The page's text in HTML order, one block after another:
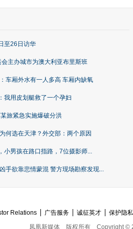
至26日访华
主办城市为澳大利亚布里斯班
车厢外水有一人多高 车厢内缺氧
我用皮划艇救了一个孕妇
旅紧急实施爆破分洪
何选在天津？外交部：两个原因
小男孩在路口指路，7位摄影师...
手欲靠悲情蒙混 警方现场勘察发现...
Relations 广告服务 诚征英才
保护隐
凤凰新媒体
版权所有 Copyright ©